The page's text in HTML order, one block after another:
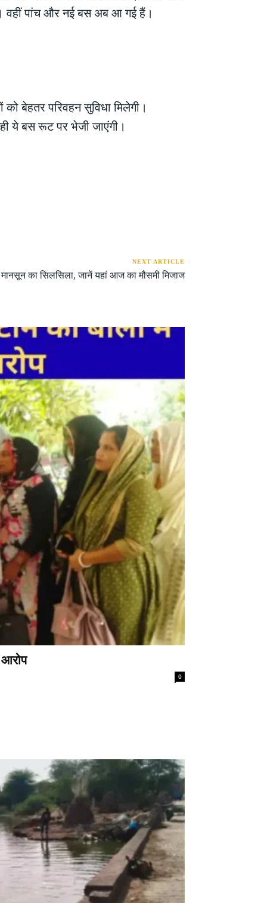
वहीं पांच और नई बस अब आ गई हैं।
बेहतर परिवहन सुविधा मिलेगी।
ये बस रूट पर भेजी जाएंगी।
NEXT ARTICLE
मानसून का सिलसिला, जानें यहां आज का मौसमी मिजाज
0